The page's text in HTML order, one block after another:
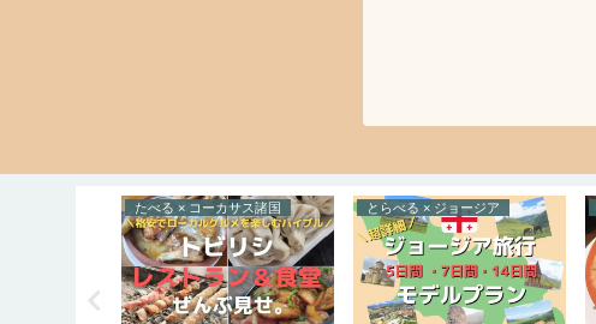
たべる × コーカサス諸国 とらべる × ジョージア